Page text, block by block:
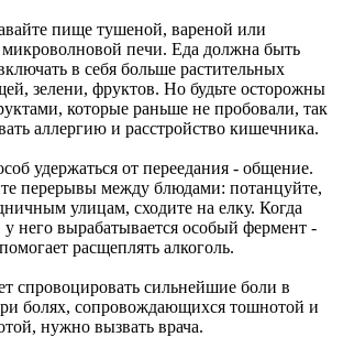
пище тушеной, вареной или
печи. Еда должна быть
в себя больше растительных
зелени, фруктов. Но будьте осторожны
которые раньше не пробовали, так
аллергию и расстройство кишечника.
удержаться от переедания - общение.
перерывы между блюдами: потанцуйте,
улицам, сходите на елку. Когда
у него вырабатывается особый фермент -
расщеплять алкоголь.
спровоцировать сильнейшие боли в
болях, сопровождающихся тошнотой и
нужно вызвать врача.